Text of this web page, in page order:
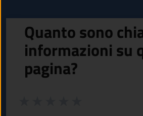
Quanto sono
informazioni su
pagina?